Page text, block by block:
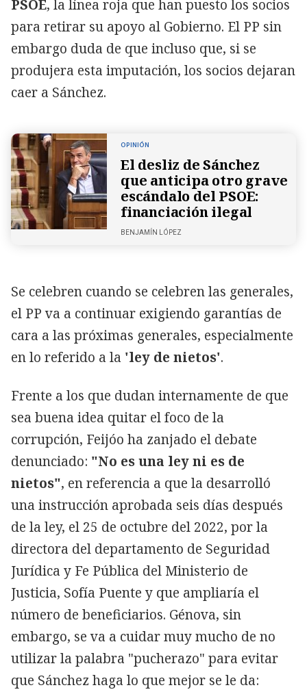
PSOE, la línea roja que han puesto los socios
para retirar su apoyo al Gobierno. El PP sin
embargo duda de que incluso que, si se
produjera esta imputación, los socios dejaran
caer a Sánchez.
OPINIÓN
El desliz de Sánchez
que anticipa otro grave
escándalo del PSOE:
financiación ilegal
BENJAMÍN LÓPEZ
Se celebren cuando se celebren las generales,
el PP va a continuar exigiendo garantías de
cara a las próximas generales, especialmente
en lo referido a la 'ley de nietos'.
Frente a los que dudan internamente de que
sea buena idea quitar el foco de la
corrupción, Feijóo ha zanjado el debate
denunciado: "No es una ley ni es de
nietos", en referencia a que la desarrolló
una instrucción aprobada seis días después
de la ley, el 25 de octubre del 2022, por la
directora del departamento de Seguridad
Jurídica y Fe Pública del Ministerio de
Justicia, Sofía Puente y que ampliaría el
número de beneficiarios. Génova, sin
embargo, se va a cuidar muy mucho de no
utilizar la palabra "pucherazo" para evitar
que Sánchez haga lo que mejor se le da: